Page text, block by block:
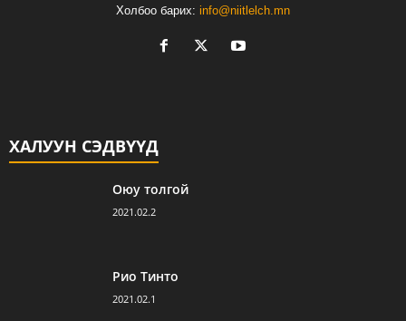
Холбоо барих: info@niitlelch.mn
ХАЛУУН СЭДВҮҮД
Оюу толгой
2021.02.2
Рио Тинто
2021.02.1